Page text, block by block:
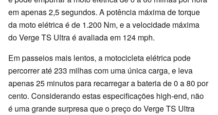
em apenas 2,5 segundos. A potência máxima de torque
da moto elétrica é de 1.200 Nm, e a velocidade máxima
do Verge TS Ultra é avaliada em 124 mph.
Em passeios mais lentos, a motocicleta elétrica pode
percorrer até 233 milhas com uma única carga, e leva
apenas 25 minutos para recarregar a bateria de 0 a 80 por
cento. Considerando estas especificações high-end, não
é uma grande surpresa que o preço do Verge TS Ultra